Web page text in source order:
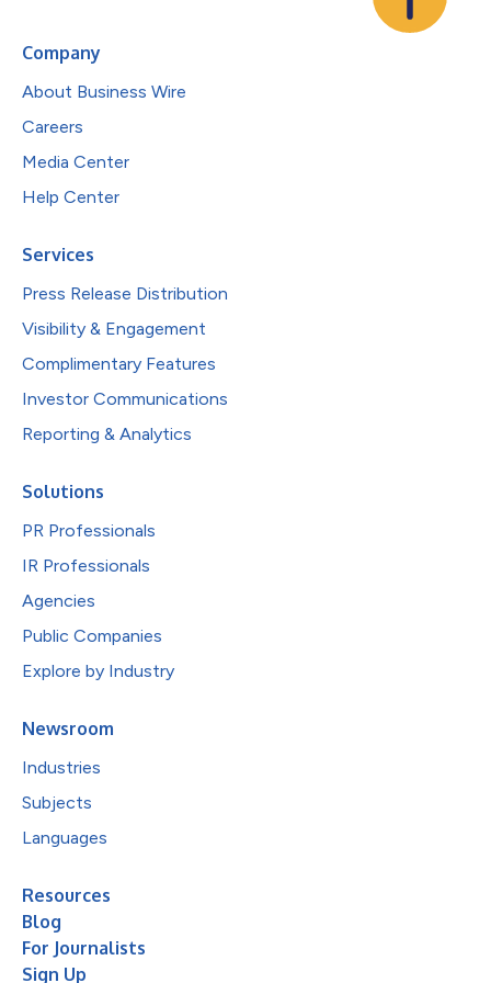
Company
About Business Wire
Careers
Media Center
Help Center
Services
Press Release Distribution
Visibility & Engagement
Complimentary Features
Investor Communications
Reporting & Analytics
Solutions
PR Professionals
IR Professionals
Agencies
Public Companies
Explore by Industry
Newsroom
Industries
Subjects
Languages
Resources
Blog
For Journalists
Sign Up